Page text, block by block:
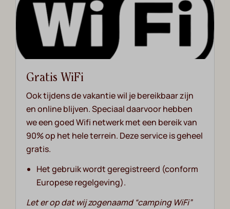
Gratis WiFi
Ook tijdens de vakantie wil je bereikbaar zijn
en online blijven. Speciaal daarvoor hebben
we een goed Wifi netwerk met een bereik van
90% op het hele terrein. Deze service is geheel
gratis.
Het gebruik wordt geregistreerd (conform
Europese regelgeving).
Let er op dat wij zogenaamd “camping WiFi”